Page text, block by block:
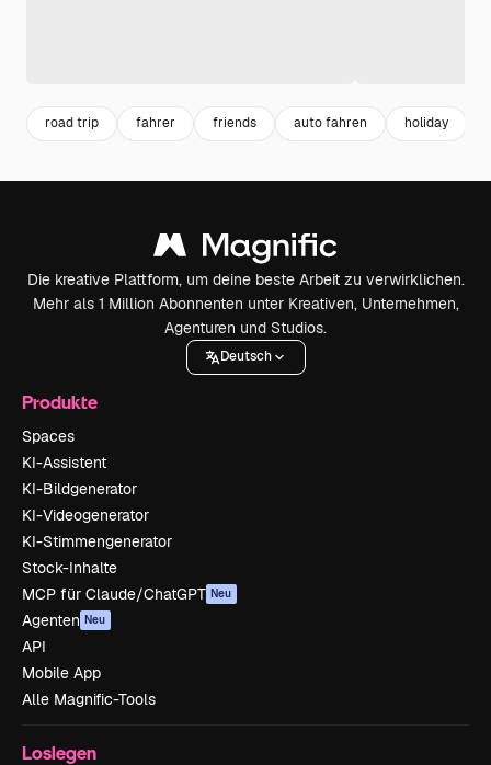
road trip fahrer friends auto fahren holiday
Die kreative Plattform, um deine beste Arbeit zu verwirklichen.
Mehr als 1 Million Abonnenten unter Kreativen, Unternehmen,
Agenturen und Studios.
Deutsch
Produkte
Spaces
KI-Assistent
KI-Bildgenerator
KI-Videogenerator
KI-Stimmengenerator
Stock-Inhalte
MCP für Claude/ChatGPT Neu
Agenten Neu
API
Mobile App
Alle Magnific-Tools
Loslegen